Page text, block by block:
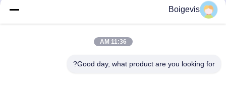
03C103774 لـ 16V 1.6
Boigevis
11:36 AM
Good day, what product are you looking for?